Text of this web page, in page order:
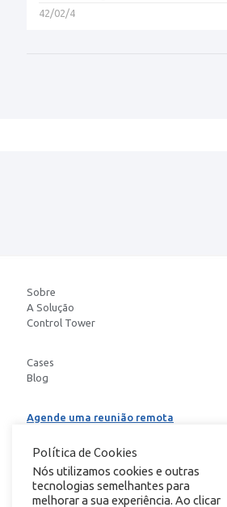
42/02/4
Sobre
A Solução
Control Tower
Cases
Blog
Agende uma reunião remota
conheça nosso
Política de Cookies
Nós utilizamos cookies e outras
tecnologias semelhantes para
melhorar a sua experiência. Ao clicar